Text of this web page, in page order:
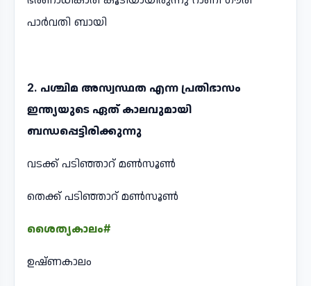
പാർവതി ബായി
2. പശ്ചിമ അസ്വസ്ഥത എന്ന പ്രതിഭാസം
ഇന്ത്യയുടെ ഏത് കാലവുമായി
ബന്ധപ്പെട്ടിരിക്കുന്നു
വടക്ക് പടിഞ്ഞാറ് മൺസൂൺ
തെക്ക് പടിഞ്ഞാറ് മൺസൂൺ
ശൈത്യകാലം#
ഉഷ്ണകാലം